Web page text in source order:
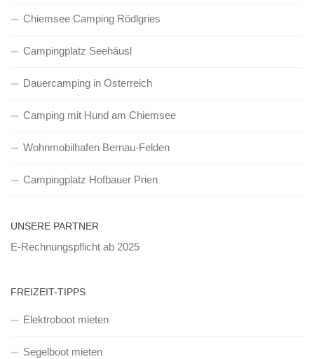
Chiemsee Camping Rödlgries
Campingplatz Seehäusl
Dauercamping in Österreich
Camping mit Hund am Chiemsee
Wohnmobilhafen Bernau-Felden
Campingplatz Hofbauer Prien
UNSERE PARTNER
E-Rechnungspflicht ab 2025
FREIZEIT-TIPPS
Elektroboot mieten
Segelboot mieten